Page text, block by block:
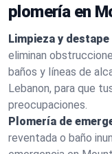
plomería en
Limpieza y
eliminan
baños y líneas de
Lebanon, para que
preocupaciones.
Plomería de
reventada o baño